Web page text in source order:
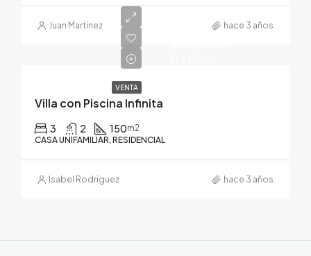
Juan Martinez hace 3 años
VENTA
Villa con Piscina Infinita
3 2 150m2
CASA UNIFAMILIAR, RESIDENCIAL
Isabel Rodriguez hace 3 años